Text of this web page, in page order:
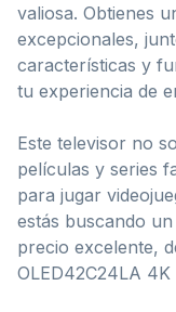
valiosa. Obtienes
excepcionales,
características y
tu experiencia de
Este televisor no
películas y series
para jugar
estás buscando
precio excelente,
OLED42C24LA 4K